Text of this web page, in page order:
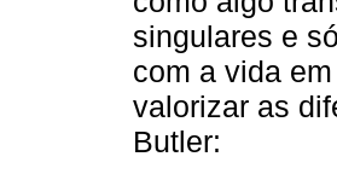
singulares e
com a vida
valorizar as
Butler: